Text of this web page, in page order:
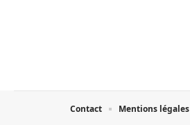
Contact Mentions légales